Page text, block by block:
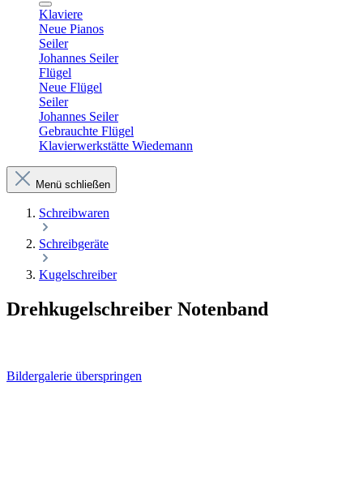
Klaviere
Neue Pianos
Seiler
Johannes Seiler
Flügel
Neue Flügel
Seiler
Johannes Seiler
Gebrauchte Flügel
Klavierwerkstätte Wiedemann
Menü schließen
Schreibwaren
Schreibgeräte
Kugelschreiber
Drehkugelschreiber Notenband
Bildergalerie überspringen